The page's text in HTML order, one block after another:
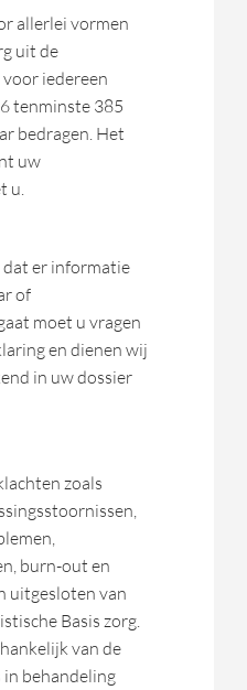
allerlei vormen
uit de
iedereen
tenminste 385
bedragen. Het
uw
u.
er informatie
of
moet u vragen
en dienen wij
in uw dossier
zoals
burn-out en
uitgesloten van
Basis zorg.
van de
behandeling